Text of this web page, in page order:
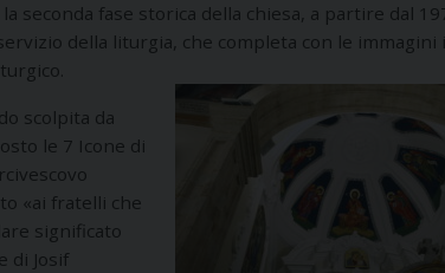
seconda fase storica della chiesa, a partire dal
della liturgia, che completa con le immagini
scolpita da
le 7 Icone di
«ai fratelli che
significato
di Josif